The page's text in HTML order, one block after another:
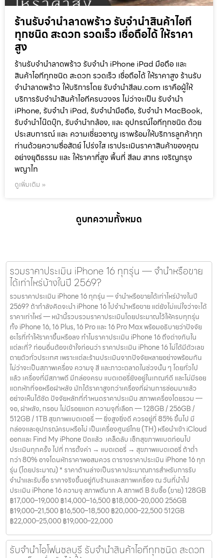
ร้านรับจำนำลาดพร้าว รับจำนำสินค้าไอที
ทุกชนิด สะดวก รวดเร็ว เชื่อถือได้ ให้ราคา
สูง
ร้านรับจำนำลาดพร้าว รับจำนำ iPhone iPad มือถือ และ
สินค้าไอทีทุกชนิด สะดวก รวดเร็ว เชื่อถือได้ ให้ราคาสูง ร้านรับ
จำนำลาดพร้าว ให้บริการโดย รับจํานําสีลม.com เราคือผู้ให้
บริการรับจำนำสินค้าไอทีครบวงจร ไม่ว่าจะเป็น รับจำนำ
iPhone, รับจำนำ iPad, รับจำนำมือถือ, รับจำนำ MacBook,
รับจำนำโน๊ตบุ๊ก, รับจำนำกล้อง, และ อุปกรณ์ไอทีทุกชนิด ด้วย
ประสบการณ์ และ ความเชี่ยวชาญ เราพร้อมให้บริการลูกค้าทุก
ท่านด้วยความซื่อสัตย์ โปร่งใส เราประเมินราคาสินค้าของคุณ
อย่างยุติธรรม และ ให้ราคาที่สูง พื้นที่ สีลม สาทร เจริญกรุง
พญาไท
ดูเพิ่มเติม »
ดูบทความทั้งหมด
รวมราคาประเมิน iPhone 16 ทุกรุ่น — จำนำหรือขาย
ได้เท่าไหร่บ้างในปี 2569?
รวมราคาประเมิน iPhone 16 ทุกรุ่น — จำนำหรือขายได้เท่าไหร่บ้างในปี
2569? ถ้ากำลังคิดจะนำ iPhone 16 ไปจำนำหรือขาย แต่ยังไม่แน่ใจว่าจะได้
ราคาเท่าไหร่ — หน้านี้รวบรวมราคาประเมินโดยประมาณไว้ให้ครบทุกรุ่น
ทั้ง iPhone 16, 16 Plus, 16 Pro และ 16 Pro Max พร้อมอธิบายว่าปัจจัย
อะไรที่ทำให้ราคาขึ้นหรือลง ทำไมราคาประเมิน iPhone 16 ถึงต่างกันใน
แต่ละที่? ก่อนอื่นต้องเข้าใจก่อนว่า ราคาประเมิน iPhone 16 ไม่ได้มีตัวเลข
ตายตัวทั่วประเทศ เพราะแต่ละร้านประเมินจากปัจจัยหลายอย่างพร้อมกัน
ไม่ว่าจะเป็นสภาพเครื่อง ความจุ สี และภาวะตลาดในช่วงนั้น ๆ โดยทั่วไป
แล้ว เครื่องที่มีสภาพดี มีกล่องครบ แบตเตอรี่ยังอยู่ในเกณฑ์ดี และไม่มีรอย
แตกหักที่จอหรือฝาหลัง มักได้ราคาสูงกว่าเครื่องที่ผ่านการซ่อมมาแล้ว
อย่างเห็นได้ชัด ปัจจัยหลักที่กำหนดราคาประเมิน สภาพเครื่องโดยรวม —
จอ, ฝาหลัง, กรอบ ไม่มีรอยแตก ความจุที่เลือก — 128GB / 256GB /
512GB / 1TB สุขภาพแบตเตอรี่ — ยิ่งสูงยิ่งดี ควรอยู่ที่ 85% ขึ้นไป มี
กล่องและอุปกรณ์ครบหรือไม่ เป็นเครื่องศูนย์ไทย (TH) หรือนำเข้า iCloud
ออกและ Find My iPhone ปิดแล้ว เคล็ดลับ เช็กสุขภาพแบตก่อนไป
ประเมินทุกครั้ง ไปที่ การตั้งค่า → แบตเตอรี่ → สุขภาพแบตเตอรี่ ถ้าต่ำ
กว่า 80% อาจโดนหักราคาพอสมควร ตารางราคาประเมิน iPhone 16 ทุก
รุ่น (โดยประมาณ) * ราคาด้านล่างเป็นราคาประมาณการสำหรับการรับ
จำนำและรับซื้อ ราคาจริงขึ้นอยู่กับร้านและสภาพเครื่อง ณ วันที่นำไป
ประเมิน iPhone 16 ความจุ สภาพดีมาก A สภาพดี B รับซื้อ (ขาย) 128GB
฿17,000–19,000 ฿14,000–16,500 ฿18,000–20,000 256GB
฿19,000–21,500 ฿16,500–18,500 ฿20,000–22,500 512GB
฿22,000–25,000 ฿19,000–22,000
รับจำนำไอโฟนชลบุรี รับจำนำสินค้าไอทีทุกชนิด สะดวก